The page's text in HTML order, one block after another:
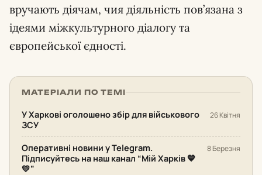
вручають діячам, чия діяльність пов’язана з
ідеями міжкультурного діалогу та
європейської єдності.
МАТЕРІАЛИ ПО ТЕМІ
У Харкові оголошено збір для військового
ЗСУ
26 Квітня
Оперативні новини у Telegram.
Підписуйтесь на наш канал “Мій Харків 💙
💛”
8 Березня